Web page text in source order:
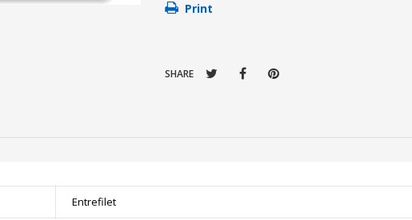
Print
SHARE
Entrefilet